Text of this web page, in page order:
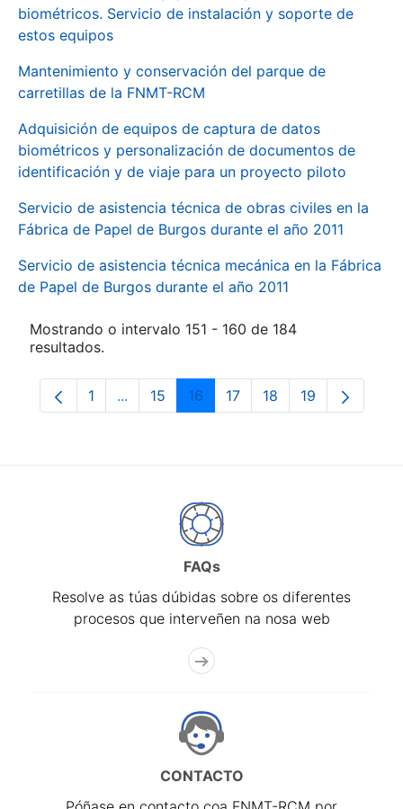
biométricos. Servicio de instalación y soporte de
estos equipos
Mantenimiento y conservación del parque de
carretillas de la FNMT-RCM
Adquisición de equipos de captura de datos
biométricos y personalización de documentos de
identificación y de viaje para un proyecto piloto
Servicio de asistencia técnica de obras civiles en la
Fábrica de Papel de Burgos durante el año 2011
Servicio de asistencia técnica mecánica en la Fábrica
de Papel de Burgos durante el año 2011
Mostrando o intervalo 151 - 160 de 184
resultados.
Páxina
1 ...Páxinas intermedias Use pestaña para
Páxina
15 Páxina
16 Páxina
17 Páxina
18 Páxina
19
FAQs
Resolve as túas dúbidas sobre os diferentes
procesos que interveñen na nosa web
CONTACTO